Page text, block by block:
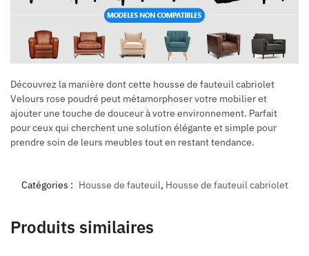
Découvrez la manière dont cette housse de fauteuil cabriolet
Velours rose poudré peut métamorphoser votre mobilier et
ajouter une touche de douceur à votre environnement. Parfait
pour ceux qui cherchent une solution élégante et simple pour
prendre soin de leurs meubles tout en restant tendance.
Catégories : Housse de fauteuil, Housse de fauteuil cabriolet
Produits similaires